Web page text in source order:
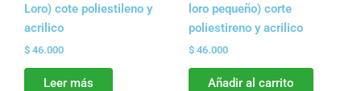
Loro) cote poliestileno y
acrilico
$ 46.000
Leer más
loro pequeño) corte
poliestireno y acrilico
$ 46.000
Añadir al carrito